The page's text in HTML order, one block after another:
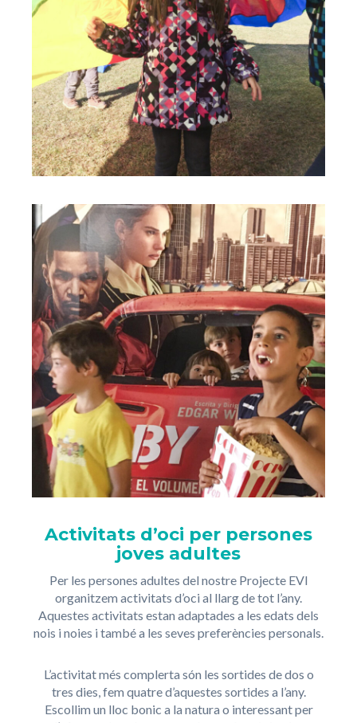
Activitats d’oci per persones
joves adultes
Per les persones adultes del nostre Projecte EVI
organitzem activitats d’oci al llarg de tot l’any.
Aquestes activitats estan adaptades a les edats dels
nois i noies i també a les seves preferències personals.
L’activitat més complerta són les sortides de dos o
tres dies, fem quatre d’aquestes sortides a l’any.
Escollim un lloc bonic a la natura o interessant per